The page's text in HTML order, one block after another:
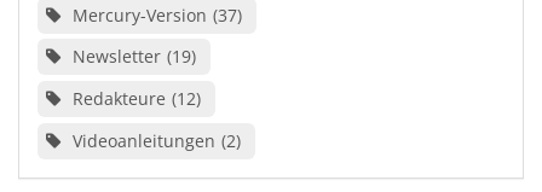
Mercury-Version 37
Newsletter 19
Redakteure 12
Videoanleitungen 2